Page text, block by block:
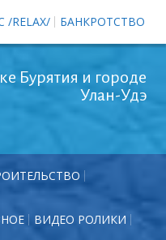
/RELAX/ БАНКРОТСТВО
Бурятия и городе
Улан-Удэ
ВИДЕО РОЛИКИ